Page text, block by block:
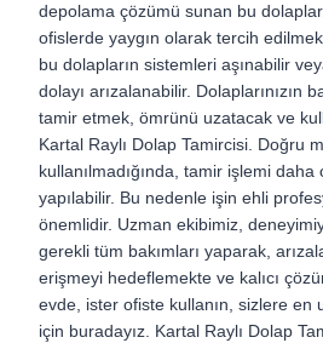
depolama çözümü sunan bu
ofislerde yaygın olarak tercih
bu dolapların sistemleri aşınabilir
dolayı arızalanabilir. Dolaplarınızın
tamir etmek, ömrünü uzatacak ve
Kartal Raylı Dolap Tamircisi. Doğru
kullanılmadığında, tamir işlemi daha
yapılabilir. Bu nedenle işin ehli
önemlidir. Uzman ekibimiz,
gerekli tüm bakımları yaparak,
erişmeyi hedeflemekte ve kalıcı
evde, ister ofiste kullanın, sizlere en
için buradayız. Kartal Raylı Dolap